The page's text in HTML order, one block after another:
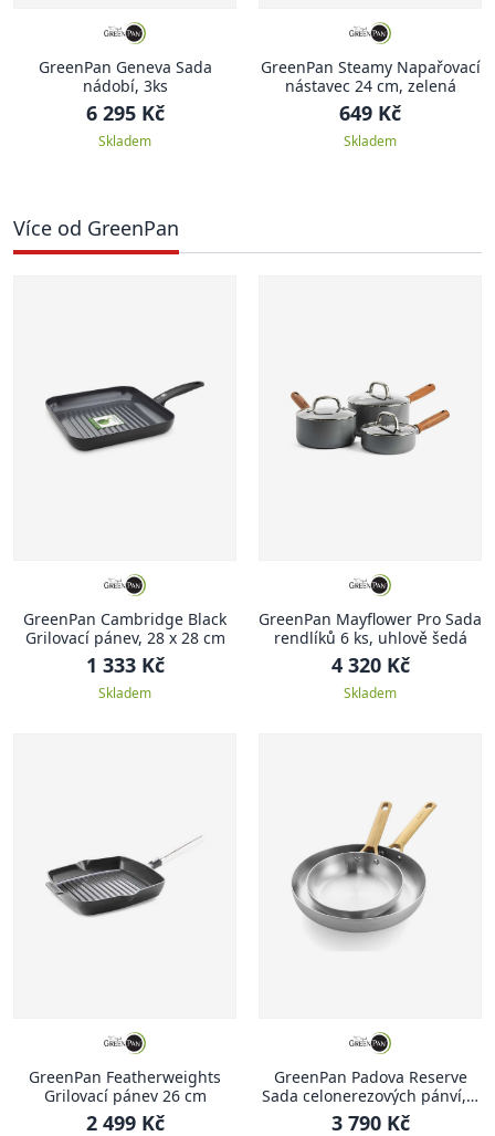
GreenPan Geneva Sada
nádobí, 3ks
6 295 Kč
Skladem
GreenPan Steamy Napařovací
nástavec 24 cm, zelená
649 Kč
Skladem
Více od GreenPan
GreenPan Cambridge Black
Grilovací pánev, 28 x 28 cm
1 333 Kč
Skladem
GreenPan Mayflower Pro Sada
rendlíků 6 ks, uhlově šedá
4 320 Kč
Skladem
GreenPan Featherweights
Grilovací pánev 26 cm
2 499 Kč
GreenPan Padova Reserve
Sada celonerezových pánví, 2
ks, 20 + 28 cm
3 790 Kč